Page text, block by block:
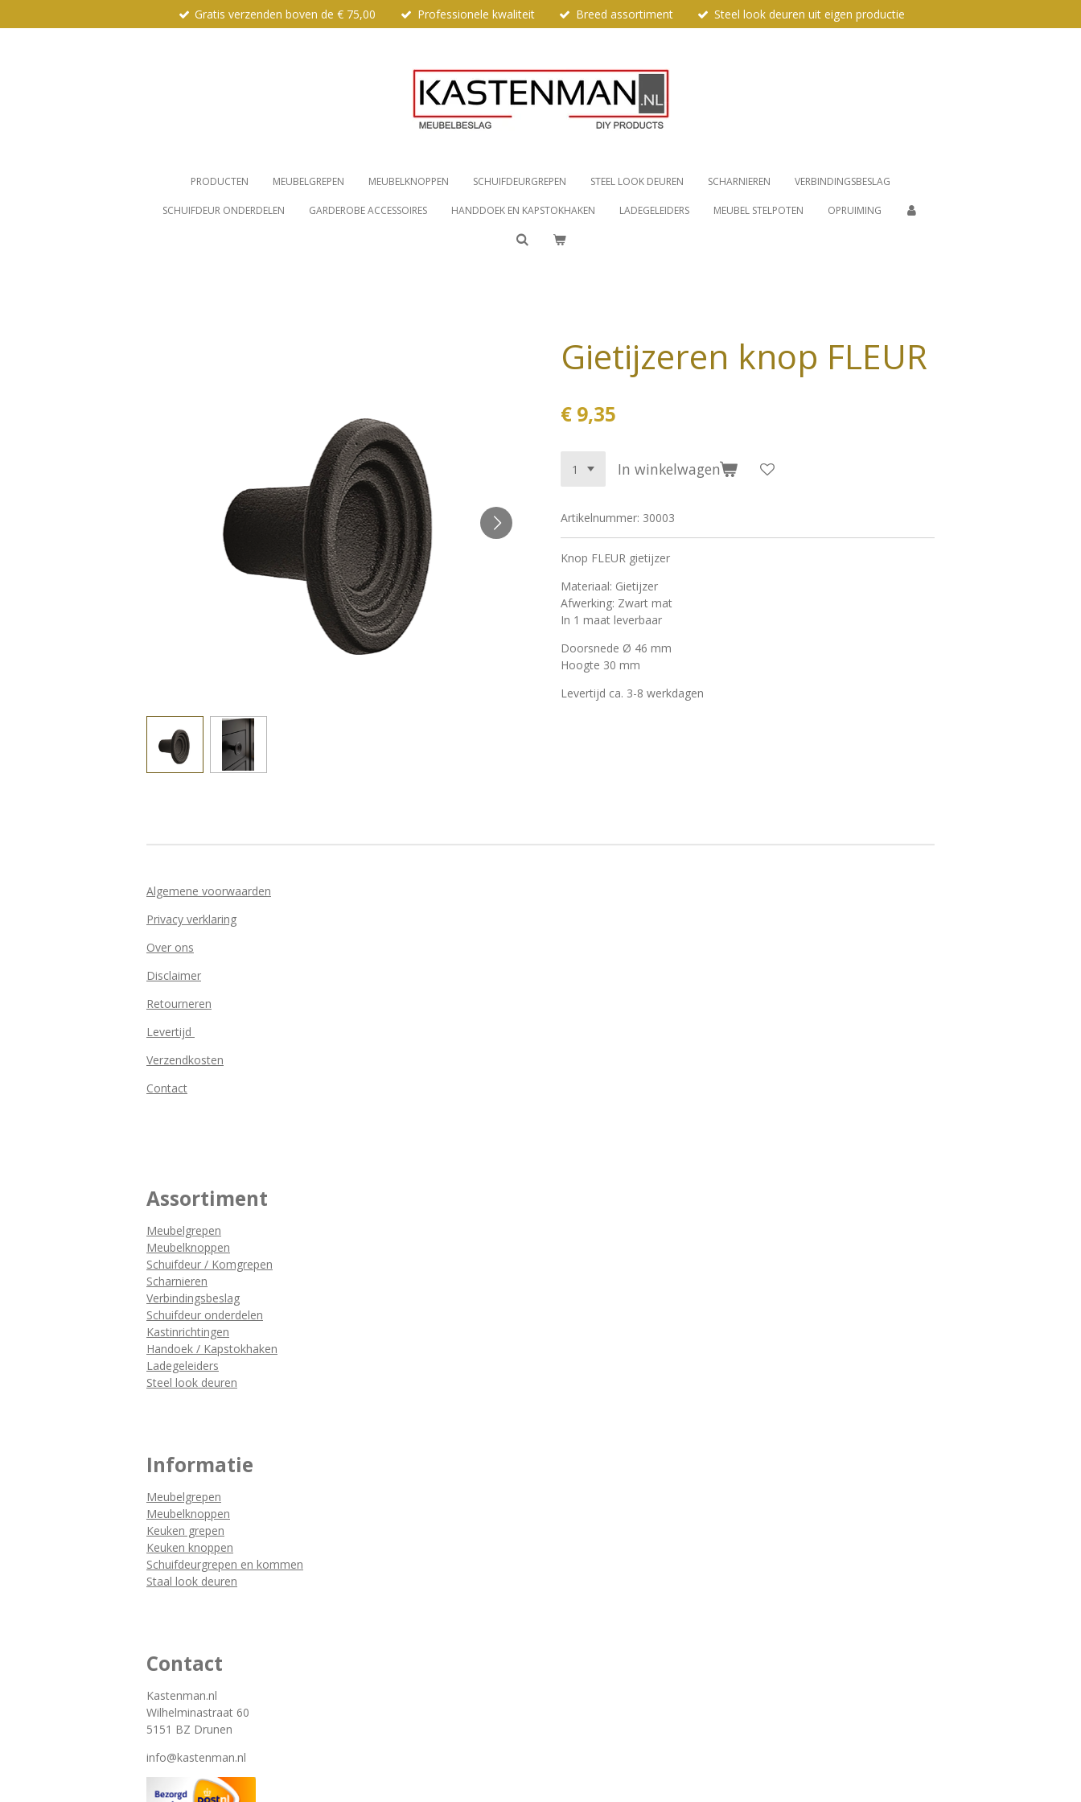
direct
Gratis verzenden boven de € 75,00 Professionele kwaliteit Breed assortiment Steel look deuren uit eigen productie
PRODUCTEN MEUBELGREPEN MEUBELKNOPPEN SCHUIFDEURGREPEN STEEL LOOK DEUREN SCHARNIEREN VERBINDINGSBESLAG
SCHUIFDEUR ONDERDELEN GARDEROBE ACCESSOIRES HANDDOEK EN KAPSTOKHAKEN LADEGELEIDERS MEUBEL STELPOTEN OPRUIMING
Gietijzeren knop FLEUR
€ 9,35
In winkelwagen
Artikelnummer: 30003
Knop FLEUR gietijzer
Materiaal: Gietijzer
Afwerking: Zwart mat
In 1 maat leverbaar
Doorsnede Ø 46 mm
Hoogte 30 mm
Levertijd ca. 3-8 werkdagen
Algemene voorwaarden
Privacy verklaring
Over ons
Disclaimer
Retourneren
Levertijd
Verzendkosten
Contact
Assortiment
Meubelgrepen
Meubelknoppen
Schuifdeur / Komgrepen
Scharnieren
Verbindingsbeslag
Schuifdeur onderdelen
Kastinrichtingen
Handoek / Kapstokhaken
Ladegeleiders
Steel look deuren
Informatie
Meubelgrepen
Meubelknoppen
Keuken grepen
Keuken knoppen
Schuifdeurgrepen en kommen
Staal look deuren
Contact
Kastenman.nl
Wilhelminastraat 60
5151 BZ Drunen
info@kastenman.nl